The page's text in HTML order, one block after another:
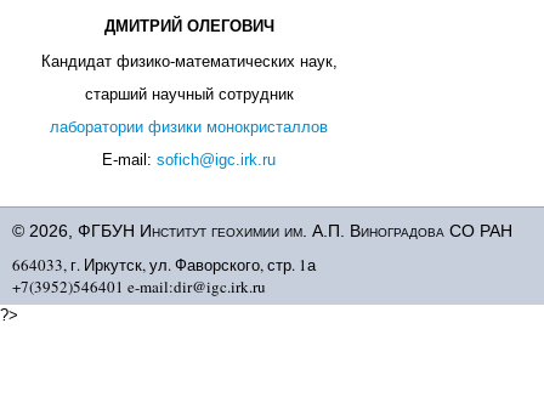
ДМИТРИЙ ОЛЕГОВИЧ
Кандидат физико-математических наук,
старший научный сотрудник
лаборатории физики монокристаллов
E-mail: sofich@igc.irk.ru
© 2026, ФГБУН Институт геохимии им. А.П. Виноградова СО РАН
664033, г. Иркутск, ул. Фаворского, стр. 1а
+7(3952)546401 e-mail:dir@igc.irk.ru
?>